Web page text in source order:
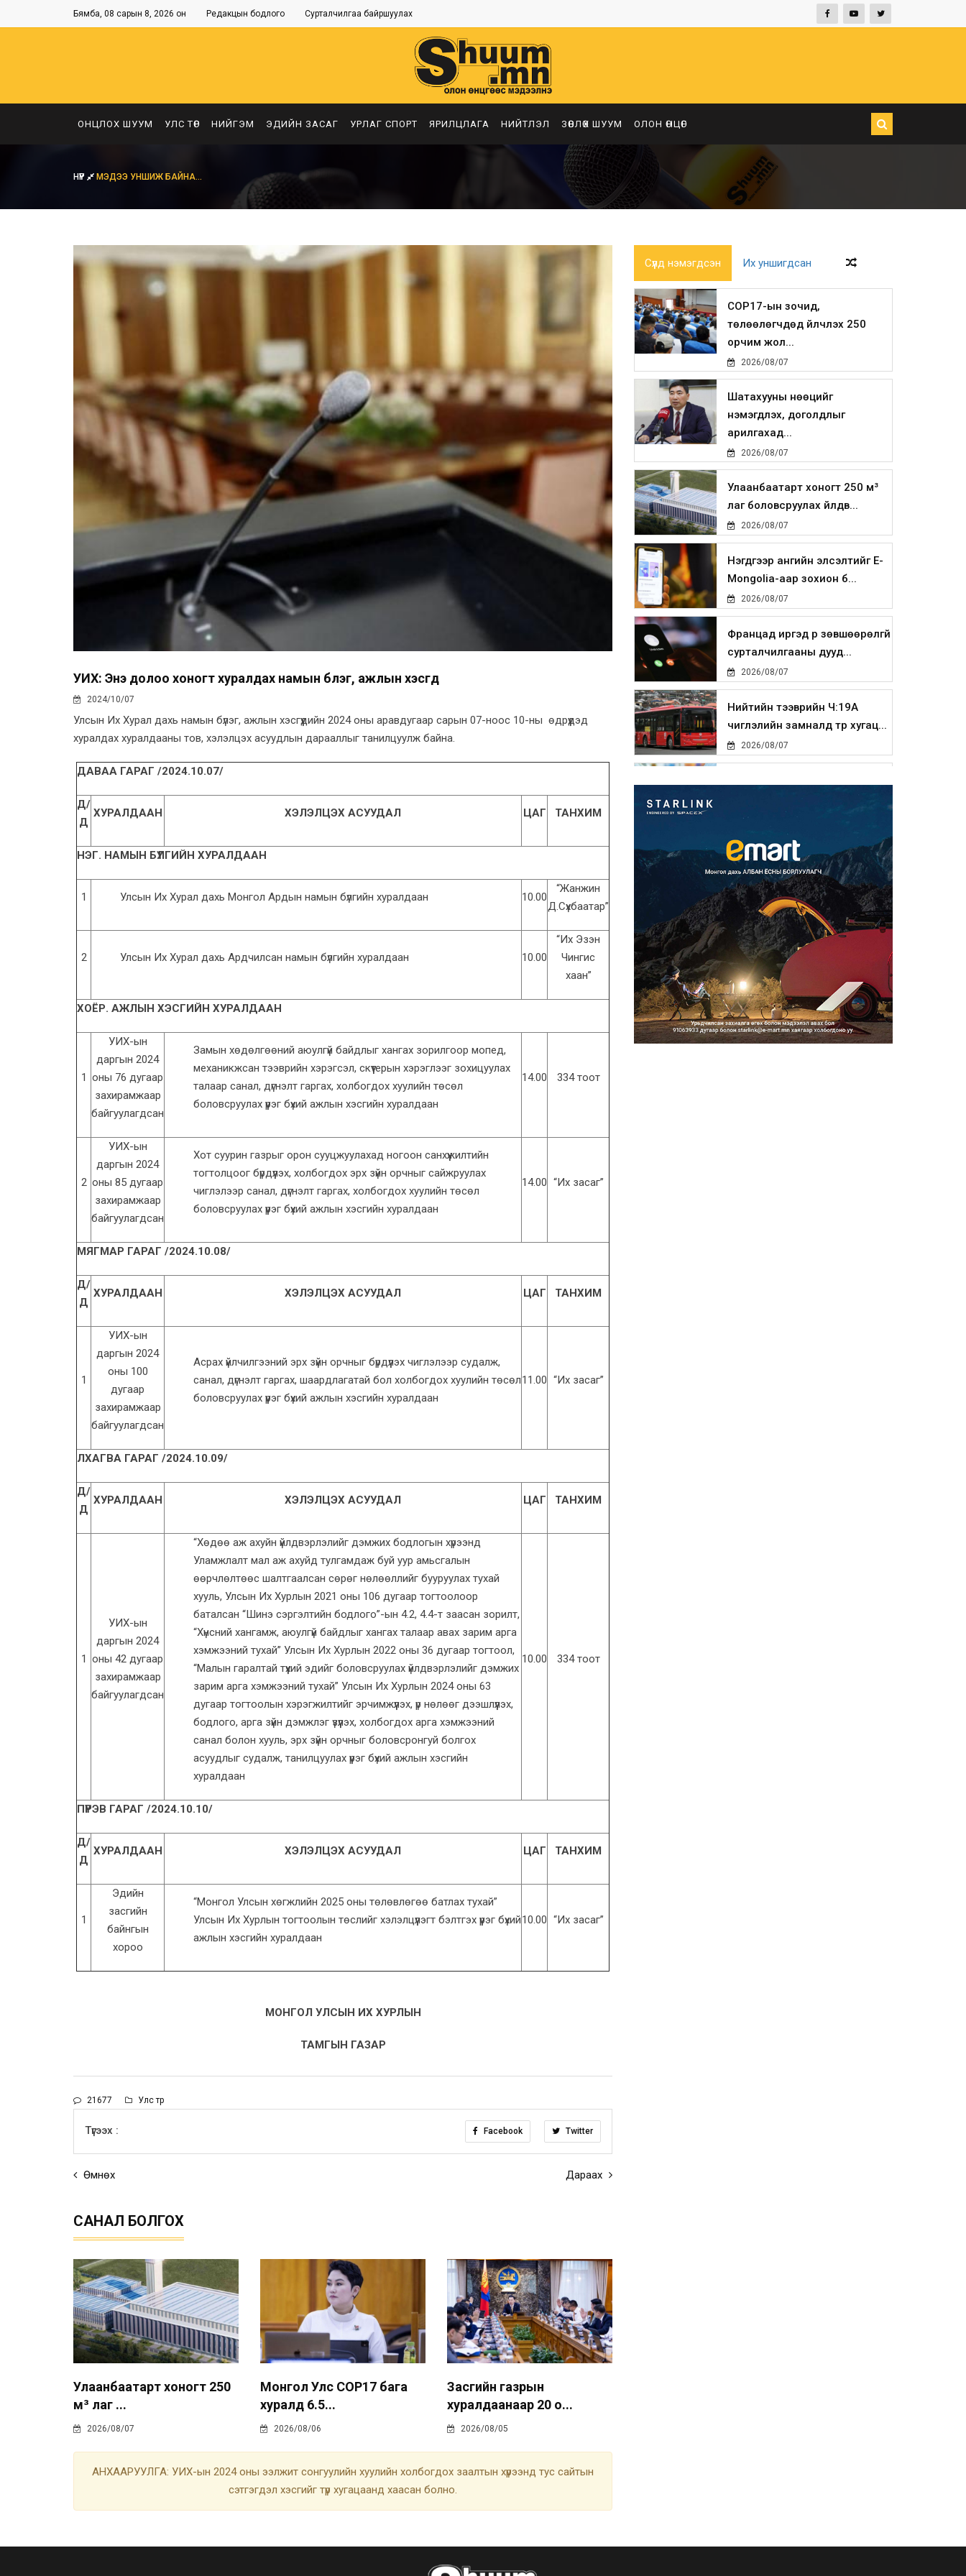
Бямба, 08 сарын 8, 2026 он Редакцын бодлого Сурталчилгаа байршуулах
ОНЦЛОХ ШУУМ УЛС ТӨР НИЙГЭМ ЭДИЙН ЗАСАГ УРЛАГ СПОРТ ЯРИЛЦЛАГА НИЙТЛЭЛ ЗӨВЛӨХ ШУУМ ОЛОН ӨНЦӨГ
НҮҮР МЭДЭЭ УНШИЖ БАЙНА...
УИХ: Энэ долоо хоногт хуралдах намын бүлэг, ажлын хэсгүүд
2024/10/07
Улсын Их Хурал дахь намын бүлэг, ажлын хэсгүүдийн 2024 оны аравдугаар сарын 07-ноос 10-ны өдрүүдэд
хуралдах хуралдааны тов, хэлэлцэх асуудлын дарааллыг танилцуулж байна.
ДАВАА ГАРАГ /2024.10.07/
Д/
Д
ХУРАЛДААН ХЭЛЭЛЦЭХ АСУУДАЛ ЦАГ ТАНХИМ
НЭГ. НАМЫН БҮЛГИЙН ХУРАЛДААН
1 Улсын Их Хурал дахь Монгол Ардын намын бүлгийн хуралдаан 10.00
“Жанжин
Д.Сүхбаатар”
2 Улсын Их Хурал дахь Ардчилсан намын бүлгийн хуралдаан 10.00
“Их Эзэн
Чингис
хаан”
ХОЁР. АЖЛЫН ХЭСГИЙН ХУРАЛДААН
1
УИХ-ын
даргын 2024
оны 76 дугаар
захирамжаар
байгуулагдсан
Замын хөдөлгөөний аюулгүй байдлыг хангах зорилгоор мопед,
механикжсан тээврийн хэрэгсэл, скүүтерын хэрэглээг зохицуулах
талаар санал, дүгнэлт гаргах, холбогдох хуулийн төсөл
боловсруулах үүрэг бүхий ажлын хэсгийн хуралдаан
14.00 334 тоот
2
УИХ-ын
даргын 2024
оны 85 дугаар
захирамжаар
байгуулагдсан
Хот суурин газрыг орон сууцжуулахад ногоон санхүүжилтийн
тогтолцоог бүрдүүлэх, холбогдох эрх зүйн орчныг сайжруулах
чиглэлээр санал, дүгнэлт гаргах, холбогдох хуулийн төсөл
боловсруулах үүрэг бүхий ажлын хэсгийн хуралдаан
14.00 “Их засаг”
МЯГМАР ГАРАГ /2024.10.08/
Д/
Д
ХУРАЛДААН ХЭЛЭЛЦЭХ АСУУДАЛ ЦАГ ТАНХИМ
1
УИХ-ын
даргын 2024
оны 100
дугаар
захирамжаар
байгуулагдсан
Асрах үйлчилгээний эрх зүйн орчныг бүрдүүлэх чиглэлээр судалж,
санал, дүгнэлт гаргах, шаардлагатай бол холбогдох хуулийн төсөл
боловсруулах үүрэг бүхий ажлын хэсгийн хуралдаан
11.00 “Их засаг”
ЛХАГВА ГАРАГ /2024.10.09/
Д/
Д
ХУРАЛДААН ХЭЛЭЛЦЭХ АСУУДАЛ ЦАГ ТАНХИМ
1
УИХ-ын
даргын 2024
оны 42 дугаар
захирамжаар
байгуулагдсан
“Хөдөө аж ахуйн үйлдвэрлэлийг дэмжих бодлогын хүрээнд
Уламжлалт мал аж ахуйд тулгамдаж буй уур амьсгалын
өөрчлөлтөөс шалтгаалсан сөрөг нөлөөллийг бууруулах тухай
хууль, Улсын Их Хурлын 2021 оны 106 дугаар тогтоолоор
баталсан “Шинэ сэргэлтийн бодлого”-ын 4.2, 4.4-т заасан зорилт,
“Хүнсний хангамж, аюулгүй байдлыг хангах талаар авах зарим арга
хэмжээний тухай” Улсын Их Хурлын 2022 оны 36 дугаар тогтоол,
“Малын гаралтай түүхий эдийг боловсруулах үйлдвэрлэлийг дэмжих
зарим арга хэмжээний тухай” Улсын Их Хурлын 2024 оны 63
дугаар тогтоолын хэрэгжилтийг эрчимжүүлэх, үр нөлөөг дээшлүүлэх,
бодлого, арга зүйн дэмжлэг үзүүлэх, холбогдох арга хэмжээний
санал болон хууль, эрх зүйн орчныг боловсронгуй болгох
асуудлыг судалж, танилцуулах үүрэг бүхий ажлын хэсгийн
хуралдаан
10.00 334 тоот
ПҮРЭВ ГАРАГ /2024.10.10/
Д/
Д
ХУРАЛДААН ХЭЛЭЛЦЭХ АСУУДАЛ ЦАГ ТАНХИМ
1
Эдийн
засгийн
байнгын
хороо
“Монгол Улсын хөгжлийн 2025 оны төлөвлөгөө батлах тухай”
Улсын Их Хурлын тогтоолын төслийг хэлэлцүүлэгт бэлтгэх үүрэг бүхий
ажлын хэсгийн хуралдаан
10.00 “Их засаг”
МОНГОЛ УЛСЫН ИХ ХУРЛЫН
ТАМГЫН ГАЗАР
21677 Улс төр
Түгээх : Facebook Twitter
Өмнөх Дараах
САНАЛ БОЛГОХ
Улаанбаатарт хоногт 250
м³ лаг ...
2026/08/07
Монгол Улс COP17 бага
хуралд 6.5...
2026/08/06
Засгийн газрын
хуралдаанаар 20 о...
2026/08/05
АНХААРУУЛГА: УИХ-ын 2024 оны ээлжит сонгуулийн хуулийн холбогдох заалтын хүрээнд тус сайтын
сэтгэгдэл хэсгийг түр хугацаанд хаасан болно.
Сүүлд нэмэгдсэн Их уншигдсан
COP17-ын зочид,
төлөөлөгчдөд үйлчлэх 250
орчим жол...
2026/08/07
Шатахууны нөөцийг
нэмэгдүүлэх, доголдлыг
арилгахад...
2026/08/07
Улаанбаатарт хоногт 250 м³
лаг боловсруулах үйлдв...
2026/08/07
Нэгдүгээр ангийн элсэлтийг E-
Mongolia-аар зохион б...
2026/08/07
Францад иргэд рүү зөвшөөрөлгүй
сурталчилгааны дууд...
2026/08/07
Нийтийн тээврийн Ч:19А
чиглэлийн замналд түр хугац...
2026/08/07
2026/08/07
Улаанбаатарт өдөртөө 30 хэм
дулаан
2026/08/07
Улсын чанартай хатуу
хучилттай авто замын талаас
и...
2026/08/06
Засгийн газар энэ оныг
дуустал санхүүгийн хэмнэлти...